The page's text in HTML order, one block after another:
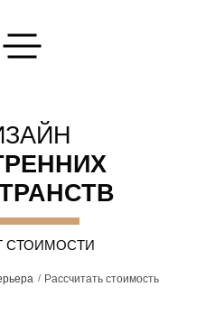
СТОИМОСТИ
Рассчитать стоимость